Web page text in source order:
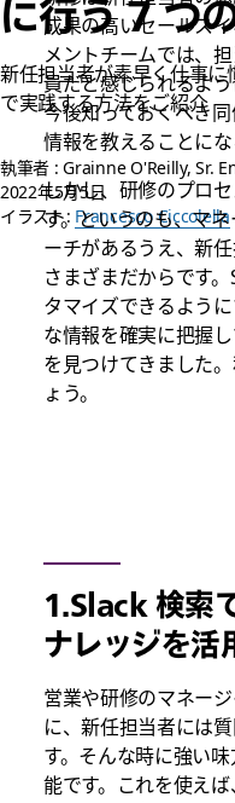
に行う 7 つ
新任担当者が素早く仕事に
で実践する方法をご紹介
執筆者 : Grainne O'Reilly, Sr.
2022年5月5日
イラスト: Francesco Ciccolella
成果の高いセールス
メントチームでは、
員だと感じられるよ
今後知っておくべき
情報を教えることにな
しかし、研修のプロ
す。というのも、マ
ーチがあるうえ、新
さまざまだからです
タマイズできるよう
な情報を確実に把握
を見つけてきました
ょう。
1.Slack 検索
ナレッジを活
営業や研修のマネー
に、新任担当者には
す。そんな時に強い
能です。これを使え